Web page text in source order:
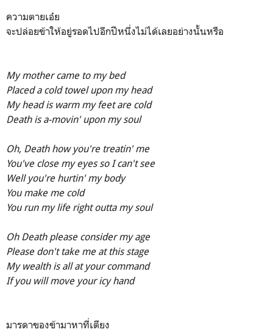
ความตายเอ๋ย
จะปล่อยข้าให้อยู่รอดไปอีกปีหนึ่งไม่ได้เลยอย่างนั้นหรือ
My mother came to my bed
Placed a cold towel upon my head
My head is warm my feet are cold
Death is a-movin' upon my soul
Oh, Death how you're treatin' me
You've close my eyes so I can't see
Well you're hurtin' my body
You make me cold
You run my life right outta my soul
Oh Death please consider my age
Please don't take me at this stage
My wealth is all at your command
If you will move your icy hand
มารดาของข้ามาหาที่เตียง